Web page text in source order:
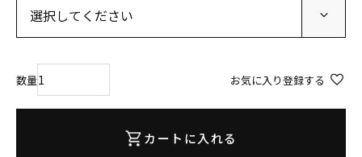
お気に入り登録する
カートに入れる